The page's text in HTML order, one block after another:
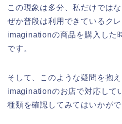
この現象は多分、私だけでは
ぜか普段は利用できているクレ
imaginationの商品を購入した
です。
そして、このような疑問を抱
imaginationのお店で対応して
種類を確認してみてはいかがで